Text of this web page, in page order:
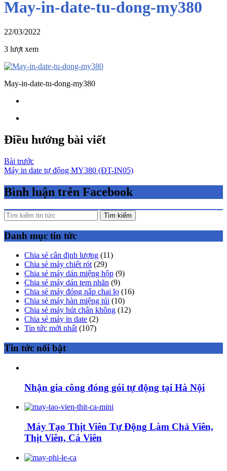
May-in-date-tu-dong-my380
22/03/2022
3 lượt xem
May-in-date-tu-dong-my380
Điều hướng bài viết
Bài trước
Máy in date tự động MY380 (ĐT-IN05)
Bình luận trên Facebook
Tìm kiếm
Danh mục tin tức
Chia sẻ cân định lượng (11)
Chia sẻ máy chiết rót (29)
Chia sẻ máy dán miệng hộp (9)
Chia sẻ máy dán tem nhãn (9)
Chia sẻ máy đóng nắp chai lọ (16)
Chia sẻ máy hàn miệng túi (10)
Chia sẻ máy hút chân không (12)
Chia sẻ máy in date (2)
Tin tức mới nhất (107)
Tin tức nổi bật
Nhận gia công đóng gói tự động tại Hà Nội
Máy Tạo Thịt Viên Tự Động Làm Chả Viên,
Thịt Viên, Cá Viên